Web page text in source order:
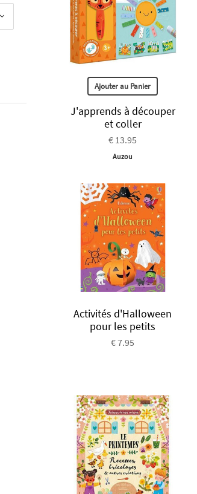
Ajouter au Panier
J'apprends à découper
et coller
€ 13.95
Auzou
Activités d'Halloween
pour les petits
€ 7.95